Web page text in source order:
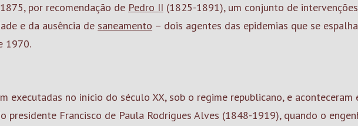
por recomendação de Pedro II (1825-1891), um conjunto de
e da ausência de saneamento – dois agentes das epidemias que se
1970.
executadas no início do século XX, sob o regime republicano, e aconteceram
presidente Francisco de Paula Rodrigues Alves (1848-1919), quando o